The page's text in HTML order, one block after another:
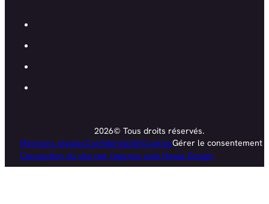
2026© Tous droits réservés.
Mentions légalesConfidentialitéCookiesGérer le consentement
Conception du site par l'agence web Hopla Design